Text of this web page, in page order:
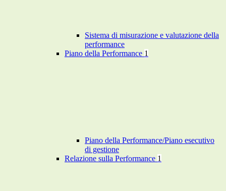
Sistema di misurazione e valutazione della
performance
Piano della Performance 1
Piano della Performance/Piano esecutivo
di gestione
Relazione sulla Performance 1